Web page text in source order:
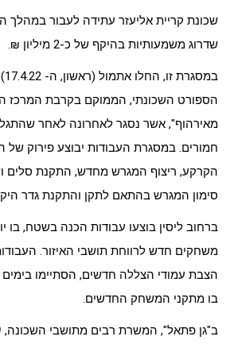
שכונת קריית אליעזר עתידה לעבור במהלך
שדרוג משמעותיות בהיקף של כ-2 מיליון ₪.
הספורט השכונתי, הממוקם בקרבת המרכז
מאירהוף", אשר נסגר לאחרונה לאחר שהתגלו
חמורים. במסגרת העבודות יבוצע פירוק של
הקרקע, ריצוף המגרש מחדש, התקנת סלים
סימון המגרש בהתאם לתקן והתקנת גדר
ברחוב ליסין בוצעו עבודות הכנה בשטח, בו
משחקים חדש לרווחת תושבי האיזור.
הצבת עמודי הצללה חדשים, הסתיימו בימים
בו מתקני המשחק החדשים.
ב"גן פתאל", המשרת רבים מתושבי השכונה,